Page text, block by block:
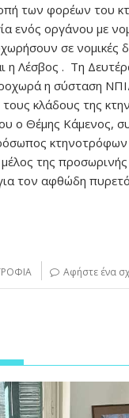
των φορέων του
ενός οργάνου με
σε νομικές
η Λέσβος . Τη
η σύσταση
τους κλάδους της
ο Θέμης Κάμενος,
της
τον αφθώδη
Αφήστε ένα